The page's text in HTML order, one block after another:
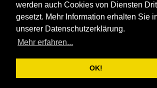
werden auch Cookies von Diensten
gesetzt. Mehr Information erhalten Sie
unserer Datenschutzerklärung.
Mehr erfahren...
OK!